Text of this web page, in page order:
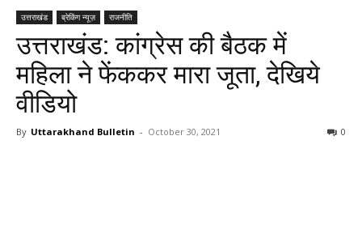
उत्तराखंड ब्रेकिंग न्यूज़ राजनीति
उत्तराखंड: कांग्रेस की बैठक में
महिला ने फेंककर मारा जूता, देखिये
वीडियो
By Uttarakhand Bulletin - October 30, 2021 0